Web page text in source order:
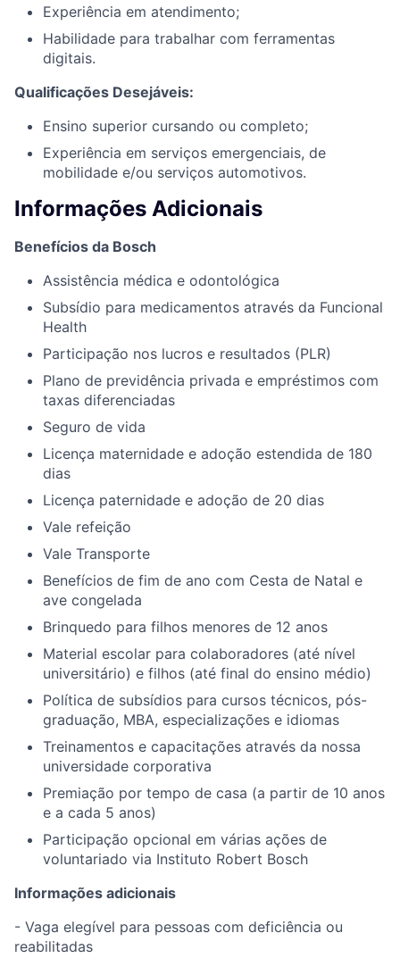
Experiência em atendimento;
Habilidade para trabalhar com ferramentas
digitais.
Qualificações Desejáveis:
Ensino superior cursando ou completo;
Experiência em serviços emergenciais, de
mobilidade e/ou serviços automotivos.
Informações Adicionais
Benefícios da Bosch
Assistência médica e odontológica​
Subsídio para medicamentos através da Funcional
Health​
Participação nos lucros e resultados (PLR) ​
Plano de previdência privada e empréstimos com
taxas diferenciadas​
Seguro de vida ​
Licença maternidade e adoção estendida de 180
dias ​
Licença paternidade e adoção de 20 dias ​
Vale refeição
Vale Transporte ​
Benefícios de fim de ano com Cesta de Natal e
ave congelada​
Brinquedo para filhos menores de 12 anos​
Material escolar para colaboradores (até nível
universitário) e filhos (até final do ensino médio)​
Política de subsídios para cursos técnicos, pós-
graduação, MBA, especializações e idiomas​
Treinamentos e capacitações através da nossa
universidade corporativa​
Premiação por tempo de casa (a partir de 10 anos
e a cada 5 anos) ​
Participação opcional em várias ações de
voluntariado via Instituto Robert Bosch ​
Informações adicionais
- Vaga elegível para pessoas com deficiência ou
reabilitadas​